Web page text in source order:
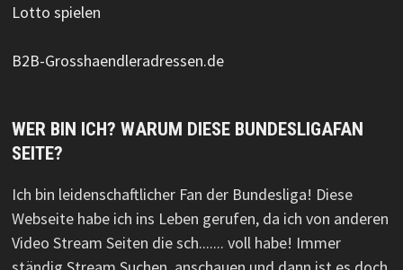
Lotto spielen
B2B-Grosshaendleradressen.de
WER BIN ICH? WARUM DIESE BUNDESLIGAFAN
SEITE?
Ich bin leidenschaftlicher Fan der Bundesliga! Diese
Webseite habe ich ins Leben gerufen, da ich von anderen
Video Stream Seiten die sch....... voll habe! Immer